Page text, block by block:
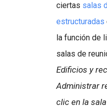
ciertas salas
estructuradas
la función de
salas de
Edificios y
Administrar
clic en la